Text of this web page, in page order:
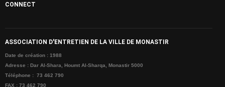
CONNECT
ASSOCIATION D'ENTRETIEN DE LA VILLE DE MONASTIR
Date de création : 1988
Adresse : Dar Al-Shara, Houmt Al-Sharqa, Monastir 5000
Téléphone : 73 462 790
FAX : 73 462 790